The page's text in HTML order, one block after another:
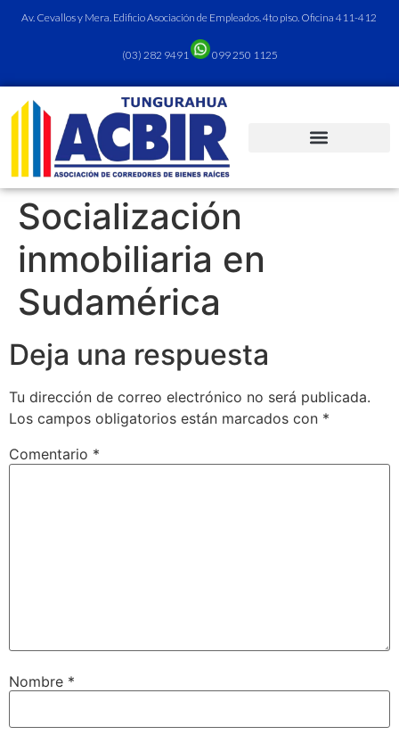
Av. Cevallos y Mera. Edificio Asociación de Empleados. 4to piso. Oficina 411-412
(03) 282 9491 099 250 1125
Socialización
inmobiliaria en
Sudamérica
Deja una respuesta
Tu dirección de correo electrónico no será publicada.
Los campos obligatorios están marcados con *
Comentario *
Nombre *